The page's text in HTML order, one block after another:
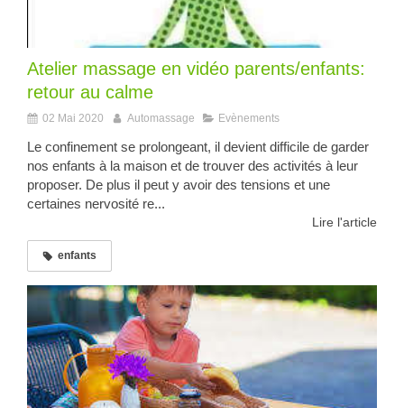
Atelier massage en vidéo parents/enfants:
retour au calme
02 Mai 2020 Automassage Evènements
Le confinement se prolongeant, il devient difficile de garder
nos enfants à la maison et de trouver des activités à leur
proposer. De plus il peut y avoir des tensions et une
certaines nervosité re...
Lire l'article
enfants